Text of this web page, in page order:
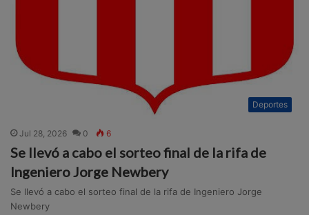
Deportes
Jul 28, 2026 0 6
Se llevó a cabo el sorteo final de la rifa de
Ingeniero Jorge Newbery
Se llevó a cabo el sorteo final de la rifa de Ingeniero Jorge
Newbery